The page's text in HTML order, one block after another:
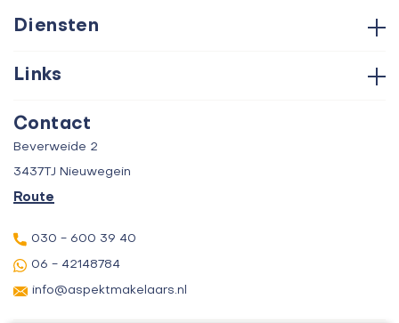
Diensten
Aankoop
Taxatie
Verhuur
Links
Over ons
Contact
Beverweide 2
3437TJ Nieuwegein
Route
030 - 600 39 40
06 - 42148784
info@aspektmakelaars.nl